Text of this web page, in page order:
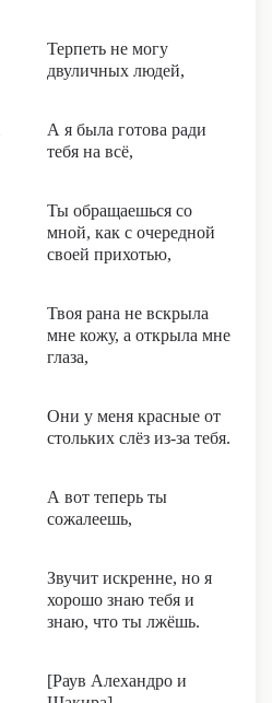
Терпеть не могу
двуличных людей,
А я была готова ради
тебя на всё,
Ты обращаешься со
мной, как с очередной
своей прихотью,
Твоя рана не вскрыла
мне кожу, а открыла мне
глаза,
Они у меня красные от
стольких слёз из-за тебя.
А вот теперь ты
сожалеешь,
Звучит искренне, но я
хорошо знаю тебя и
знаю, что ты лжёшь.
[Раув Алехандро и